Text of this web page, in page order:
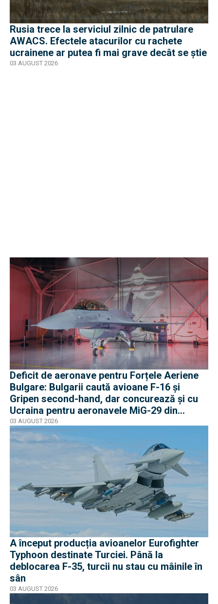
Rusia trece la serviciul zilnic de patrulare
AWACS. Efectele atacurilor cu rachete
ucrainene ar putea fi mai grave decât se știe
03 AUGUST 2026
Deficit de aeronave pentru Forțele Aeriene
Bulgare: Bulgarii caută avioane F-16 și
Gripen second-hand, dar concurează și cu
Ucraina pentru aeronavele MiG-29 din
Polonia
03 AUGUST 2026
A început producția avioanelor Eurofighter
Typhoon destinate Turciei. Până la
deblocarea F-35, turcii nu stau cu mâinile în
sân
03 AUGUST 2026